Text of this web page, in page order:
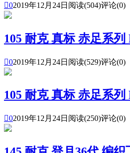
02019年12月24日 阅读(504)评论(0)
105 耐克 真标 赤足系
02019年12月24日 阅读(529)评论(0)
105 耐克 真标 赤足系
02019年12月24日 阅读(250)评论(0)